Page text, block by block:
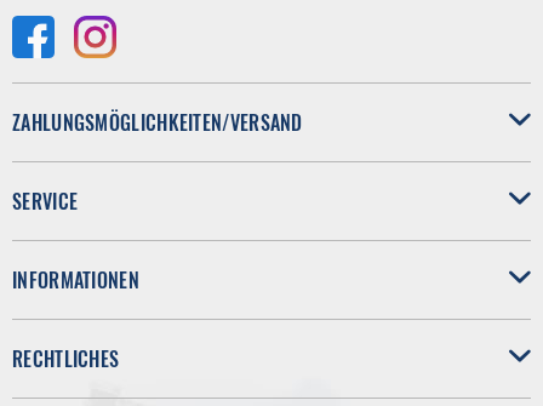
ZAHLUNGSMÖGLICHKEITEN/VERSAND
SERVICE
INFORMATIONEN
RECHTLICHES